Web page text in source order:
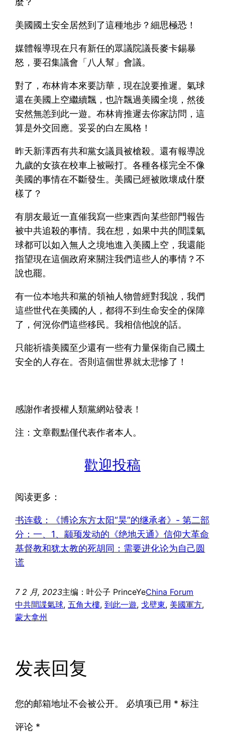
美國國土安全居然到了這種地步？細思極恐！
媒體報導現在只有新任的眾議院議長麥卡錫暴
怒，要召集議會「八人幫」會議。
對了，布林肯本來要訪華，現在說要推遲。氣球
還在美國上空繼續飄，也許飄過美國全境，然後
安然無恙到此一遊。布林肯推遲去你家訪問，這
算是外交回應。妥妥的白左風格！
昨天新澤西有共和黨女議員被槍殺。還有報導說
九歲的女孩在校車上被毆打。各種各樣完全不像
美國的事情在不斷發生。美國已經被敗壞成什麼
樣了？
有朋友最近一直催我寫一些東西向某些部門報告
被中共追殺的事情。我在想，如果中共的間諜氣
球都可以如入無人之境地進入美國上空，我還能
指望現在這個政府來關注我們這些人的事情？不
說也罷。
有一位本地共和黨的領袖人物曾經對我說，我們
這些世代在美國的人，都得不到生命安全的保障
了，何況你們這些移民。我相信他說的話。
只能祈禱美國至少還有一些有力量保衛自己國土
安全的人存在。否則這個世界就太悲慘了！
感謝作者授權人類黨網站發表！
注：文章觀點僅代表作者本人。
歡迎投稿
阅读更多：
书连载：《博论东方太阳“昊”的继承者》- 第二部
分：一、1、颛顼发动的《绝地天通》信仰大革命
基督教和犹太教的死胡同：需要进化论为自己圆
谎
7 2 月, 2023主编：叶公子 PrinceYeChina Forum
中共間諜氣球, 五角大樓, 到此一遊, 戈壁東, 美國軍方
蒙大拿州
发表回复
您的邮箱地址不会被公开。 必填项已用 * 标注
评论 *